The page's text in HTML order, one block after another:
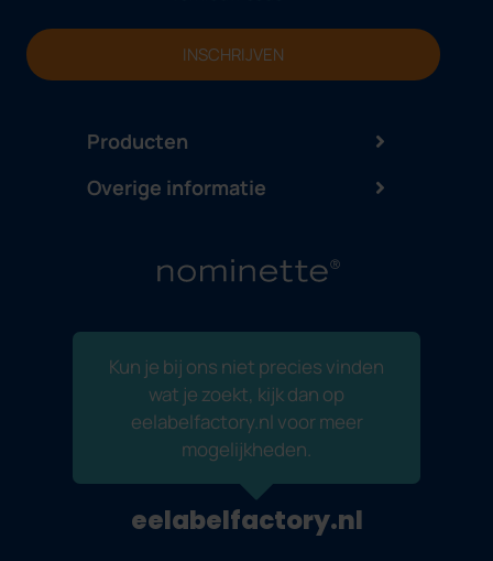
Producten
INSCHRIJVEN
Overige informatie
Kun je bij ons niet precies vinden
wat je zoekt, kijk dan op
eelabelfactory.nl voor meer
mogelijkheden.
eelabelfactory.nl